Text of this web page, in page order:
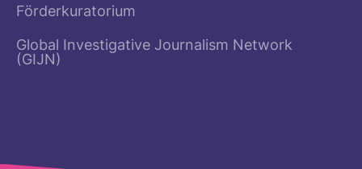
Förderkuratorium
Global Investigative Journalism Network
(GIJN)